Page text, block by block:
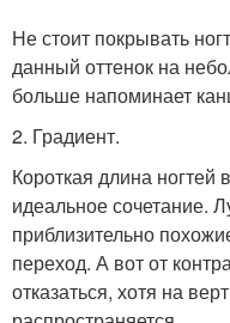
Не стоит покрывать
данный оттенок на
больше напоминает
2. Градиент.
Короткая длина
идеальное сочетание.
приблизительно
переход. А вот от
отказаться, хотя на